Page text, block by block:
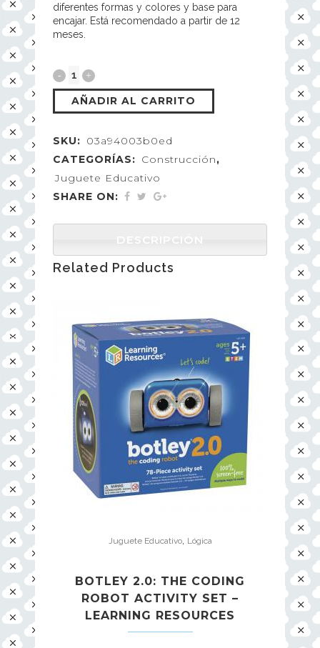
diferentes formas y colores y base para
encajar. Está recomendado a partir de 12
meses.
AÑADIR AL CARRITO
SKU: 03a94003b0ed
CATEGORÍAS: Construcción,
Juguete Educativo
SHARE ON:
DESCRIPCIÓN
Related Products
Juguete Educativo, Lógica
BOTLEY 2.0: THE CODING
ROBOT ACTIVITY SET –
LEARNING RESOURCES